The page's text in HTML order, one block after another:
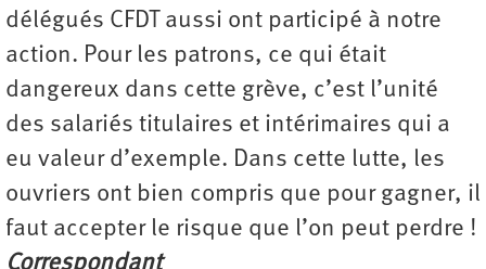
délégués CFDT aussi ont participé à notre
action. Pour les patrons, ce qui était
dangereux dans cette grève, c’est l’unité
des salariés titulaires et intérimaires qui a
eu valeur d’exemple. Dans cette lutte, les
ouvriers ont bien compris que pour gagner, il
faut accepter le risque que l’on peut perdre !
Correspondant